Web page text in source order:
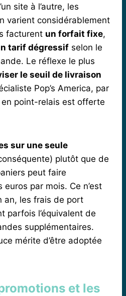
site à l’autre, les
varient considérablement
facturent un forfait fixe,
tarif dégressif selon le
Le réflexe le plus
le seuil de livraison
Pop’s America, par
point-relais est offerte
sur une seule
plutôt que de
peut faire
par mois. Ce n’est
an, les frais de port
parfois l’équivalent de
supplémentaires.
mérite d’être adoptée
et les